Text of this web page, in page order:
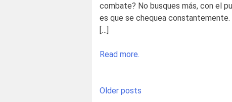
combate? No busques más, con el
es que se chequea
[…]
Read more.
Posts
Older posts